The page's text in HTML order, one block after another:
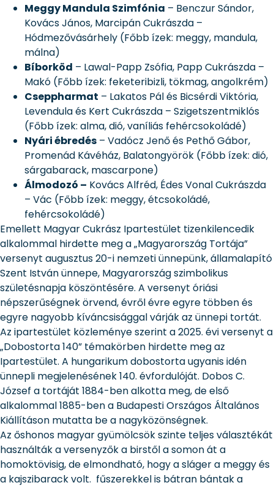
Meggy Mandula Szimfónia – Benczur Sándor,
Kovács János, Marcipán Cukrászda –
Hódmezővásárhely (Főbb ízek: meggy, mandula,
málna)
Bíborköd – Lawal-Papp Zsófia, Papp Cukrászda –
Makó (Főbb ízek: feketeribizli, tökmag, angolkrém)
Cseppharmat – Lakatos Pál és Bicsérdi Viktória,
Levendula és Kert Cukrászda – Szigetszentmiklós
(Főbb ízek: alma, dió, vaníliás fehércsokoládé)
Nyári ébredés – Vadócz Jenő és Pethő Gábor,
Promenád Kávéház, Balatongyörök (Főbb ízek: dió,
sárgabarack, mascarpone)
Álmodozó – Kovács Alfréd, Édes Vonal Cukrászda
– Vác (Főbb ízek: meggy, étcsokoládé,
fehércsokoládé)
Emellett Magyar Cukrász Ipartestület tizenkilencedik
alkalommal hirdette meg a „Magyarország Tortája”
versenyt augusztus 20-i nemzeti ünnepünk, államalapító
Szent István ünnepe, Magyarország szimbolikus
születésnapja köszöntésére. A versenyt óriási
népszerűségnek örvend, évről évre egyre többen és
egyre nagyobb kíváncsisággal várják az ünnepi tortát.
Az ipartestület közleménye szerint a 2025. évi versenyt a
„Dobostorta 140” témakörben hirdette meg az
Ipartestület. A hungarikum dobostorta ugyanis idén
ünnepli megjelenésének 140. évfordulóját. Dobos C.
József a tortáját 1884-ben alkotta meg, de első
alkalommal 1885-ben a Budapesti Országos Általános
Kiállításon mutatta be a nagyközönségnek.
Az őshonos magyar gyümölcsök szinte teljes választékát
használták a versenyzők a birstől a somon át a
homoktövisig, de elmondható, hogy a sláger a meggy és
a kajszibarack volt. fűszerekkel is bátran bántak a